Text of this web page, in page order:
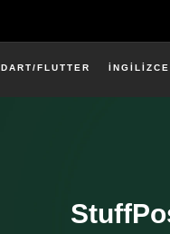
DART/FLUTTER İNGİLİZCE